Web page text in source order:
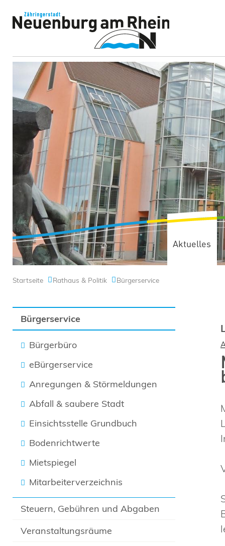
Aktuelles
Startseite Rathaus & Politik Bürgerservice
Bürgerservice
Bürgerbüro
eBürgerservice
Anregungen & Störmeldungen
Abfall & saubere Stadt
Einsichtsstelle Grundbuch
Bodenrichtwerte
Mietspiegel
Mitarbeiterverzeichnis
Steuern, Gebühren und Abgaben
Veranstaltungsräume